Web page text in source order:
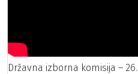
Državna izborna komisija –